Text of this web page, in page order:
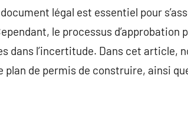
légal est essentiel pour
le processus
dans l’incertitude. Dans cet article,
plan de permis de construire, ainsi